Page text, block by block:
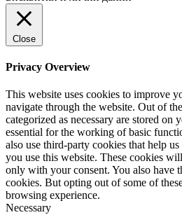
Close
Privacy Overview
This website uses cookies to improve
navigate through the website. Out of
categorized as necessary are stored on
essential for the working of basic
also use third-party cookies that help
you use this website. These cookies
only with your consent. You also have
cookies. But opting out of some of
browsing experience.
Necessary